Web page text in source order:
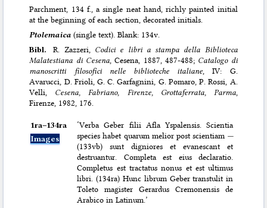
Parchment, 134 f., a single neat hand, richly painted initial
at the beginning of each section, decorated initials.
Ptolemaica (single text). Blank: 134v.
Bibl.R. Zazzeri, Codici e libri a stampa della Biblioteca
Malatestiana di Cesena, Cesena, 1887, 487-488; Catalogo di
manoscritti filosofici nelle biblioteche italiane , IV: G.
Avarucci, D. Frioli, G. C. Garfagnini, G. Pomaro, P. Rossi, A.
Velli, Cesena, Fabriano, Firenze, Grottaferrata, Parma,
Firenze, 1982, 176.
1ra–⁠134ra
Images
‘Verba Geber filii Afla Yspalensis. Scientia
species habet quarum melior post scientiam —
(133vb) sunt digniores et evanescant et
destruantur. Completa est eius declaratio.
Completus est tractatus nonus et est ultimus
libri. (134ra) Hunc librum Geber transtulit in
Toleto magister Gerardus Cremonensis de
Arabico in Latinum.’